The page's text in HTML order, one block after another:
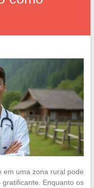
em uma zona rural pode
Enquanto os